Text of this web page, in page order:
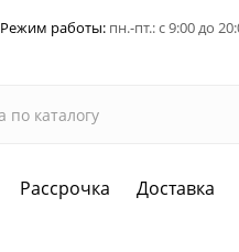
Режим работы: пн.-пт.: с 9:00 до
Рассрочка Доставка